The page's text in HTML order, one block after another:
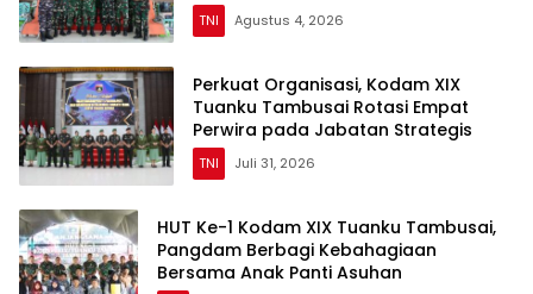
TNI Agustus 4, 2026
Perkuat Organisasi, Kodam XIX
Tuanku Tambusai Rotasi Empat
Perwira pada Jabatan Strategis
TNI Juli 31, 2026
HUT Ke-1 Kodam XIX Tuanku Tambusai,
Pangdam Berbagi Kebahagiaan
Bersama Anak Panti Asuhan